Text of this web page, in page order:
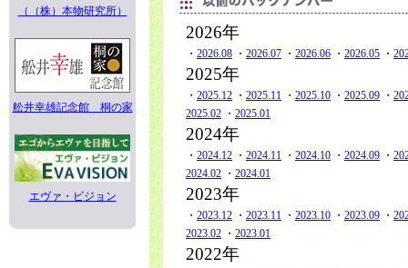
（（株）本物研究所）
舩井幸雄記念館 桐の家
エヴァ・ビジョン
2026年
・ 2026.08 ・ 2026.07 ・ 2026.06 ・ 2026.05 ・
2025年
・ 2025.12 ・ 2025.11 ・ 2025.10 ・ 2025.09 ・
2025.02 ・ 2025.01
2024年
・ 2024.12 ・ 2024.11 ・ 2024.10 ・ 2024.09 ・
2024.02 ・ 2024.01
2023年
・ 2023.12 ・ 2023.11 ・ 2023.10 ・ 2023.09 ・
2023.02 ・ 2023.01
2022年